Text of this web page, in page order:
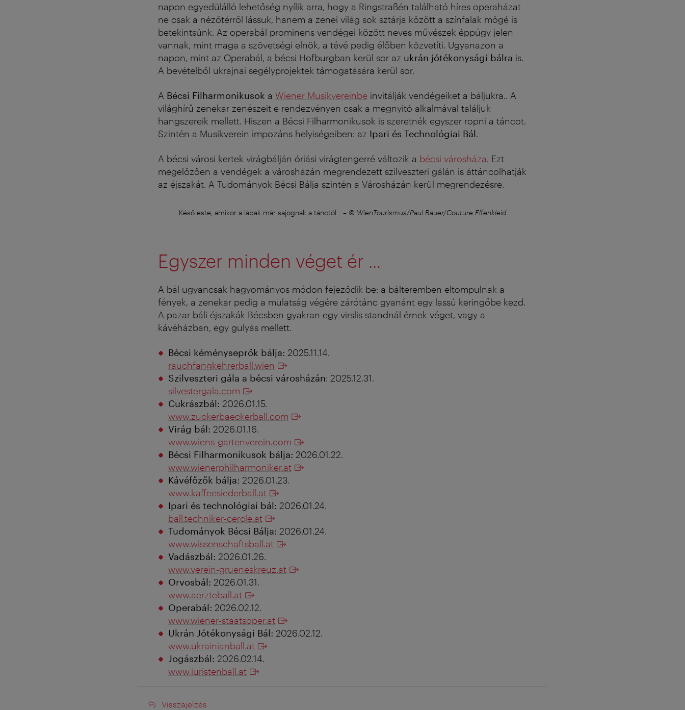
napon egyedülálló lehetőség nyílik arra, hogy a Ringstraßén található híres operaházat
ne csak a nézőtérről lássuk, hanem a zenei világ sok sztárja között a színfalak mögé is
betekintsünk. Az operabál prominens vendégei között neves művészek éppúgy jelen
vannak, mint maga a szövetségi elnök, a tévé pedig élőben közvetíti. Ugyanazon a
napon, mint az Operabál, a bécsi Hofburgban kerül sor az ukrán jótékonysági bálra is.
A bevételből ukrajnai segélyprojektek támogatására kerül sor.
A Bécsi Filharmonikusok a Wiener Musikvereinbe invitálják vendégeiket a báljukra.. A
világhírű zenekar zenészeit e rendezvényen csak a megnyitó alkalmával találjuk
hangszereik mellett. Hiszen a Bécsi Filharmonikusok is szeretnék egyszer ropni a táncot.
Szintén a Musikverein impozáns helyiségeiben: az Ipari és Technológiai Bál.
A bécsi városi kertek virágbálján óriási virágtengerré változik a bécsi városháza. Ezt
megelőzően a vendégek a városházán megrendezett szilveszteri gálán is áttáncolhatják
az éjszakát. A Tudományok Bécsi Bálja szintén a Városházán kerül megrendezésre.
Késő este, amikor a lábak már sajognak a tánctól... – © WienTourismus/Paul Bauer/Couture Elfenkleid
Egyszer minden véget ér ...
A bál ugyancsak hagyományos módon fejeződik be: a bálteremben eltompulnak a
fények, a zenekar pedig a mulatság végére zárótánc gyanánt egy lassú keringőbe kezd.
A pazar báli éjszakák Bécsben gyakran egy virslis standnál érnek véget, vagy a
kávéházban, egy gulyás mellett.
Bécsi kéményseprők bálja: 2025.11.14.
rauchfangkehrerball.wien
Szilveszteri gála a bécsi városházán: 2025.12.31.
silvestergala.com
Cukrászbál: 2026.01.15.
www.zuckerbaeckerball.com
Virág bál: 2026.01.16.
www.wiens-gartenverein.com
Bécsi Filharmonikusok bálja: 2026.01.22.
www.wienerphilharmoniker.at
Kávéfőzők bálja: 2026.01.23.
www.kaffeesiederball.at
Ipari és technológiai bál: 2026.01.24.
ball.techniker-cercle.at
Tudományok Bécsi Bálja: 2026.01.24.
www.wissenschaftsball.at
Vadászbál: 2026.01.26.
www.verein-grueneskreuz.at
Orvosbál: 2026.01.31.
www.aerzteball.at
Operabál: 2026.02.12.
www.wiener-staatsoper.at
Ukrán Jótékonysági Bál: 2026.02.12.
www.ukrainianball.at
Jogászbál: 2026.02.14.
www.juristenball.at
Visszajelzés
Visszajelzés